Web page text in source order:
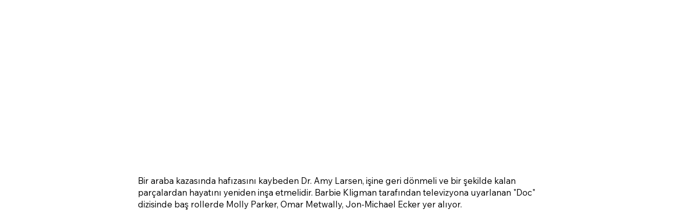
Bir araba kazasında hafızasını kaybeden Dr. Amy Larsen, işine geri dönmeli ve bir şekilde kalan
parçalardan hayatını yeniden inşa etmelidir. Barbie Kligman tarafından televizyona uyarlanan "Doc"
dizisinde baş rollerde Molly Parker, Omar Metwally, Jon-Michael Ecker yer alıyor.